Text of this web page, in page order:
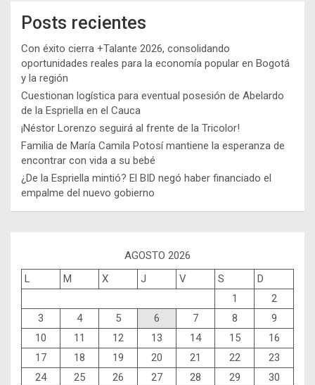
Posts recientes
Con éxito cierra +Talante 2026, consolidando
oportunidades reales para la economía popular en Bogotá
y la región
Cuestionan logística para eventual posesión de Abelardo
de la Espriella en el Cauca
¡Néstor Lorenzo seguirá al frente de la Tricolor!
Familia de María Camila Potosí mantiene la esperanza de
encontrar con vida a su bebé
¿De la Espriella mintió? El BID negó haber financiado el
empalme del nuevo gobierno
AGOSTO 2026
L
M X J V S
D
1
2
3
4 5 6 7 8
9
10
11 12 13 14 15
16
17
18 19 20 21 22
23
24
25 26 27 28 29
30